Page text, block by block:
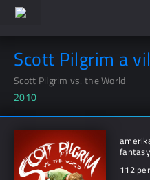
Scott Pilgrim a
Scott Pilgrim vs. the World
2010
fantasy
112